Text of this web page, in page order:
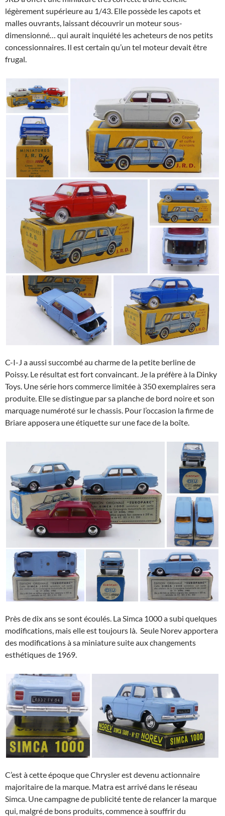
légèrement supérieure au 1/43. Elle possède les capots et
malles ouvrants, laissant découvrir un moteur sous-
dimensionné… qui aurait inquiété les acheteurs de nos petits
concessionnaires. Il est certain qu’un tel moteur devait être
frugal.
C-I-J a aussi succombé au charme de la petite berline de
Poissy. Le résultat est fort convaincant. Je la préfère à la Dinky
Toys. Une série hors commerce limitée à 350 exemplaires sera
produite. Elle se distingue par sa planche de bord noire et son
marquage numéroté sur le chassis. Pour l’occasion la firme de
Briare apposera une étiquette sur une face de la boîte.
Près de dix ans se sont écoulés. La Simca 1000 a subi quelques
modifications, mais elle est toujours là. Seule Norev apportera
des modifications à sa miniature suite aux changements
esthétiques de 1969.
C’est à cette époque que Chrysler est devenu actionnaire
majoritaire de la marque. Matra est arrivé dans le réseau
Simca. Une campagne de publicité tente de relancer la marque
qui, malgré de bons produits, commence à souffrir du